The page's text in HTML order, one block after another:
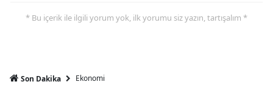
* Bu içerik ile ilgili yorum yok, ilk yorumu siz yazın, tartışalım *
Son Dakika Ekonomi